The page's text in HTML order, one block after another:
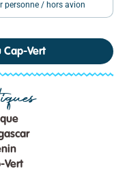
personne / hors avion
Cap-Vert
Vert